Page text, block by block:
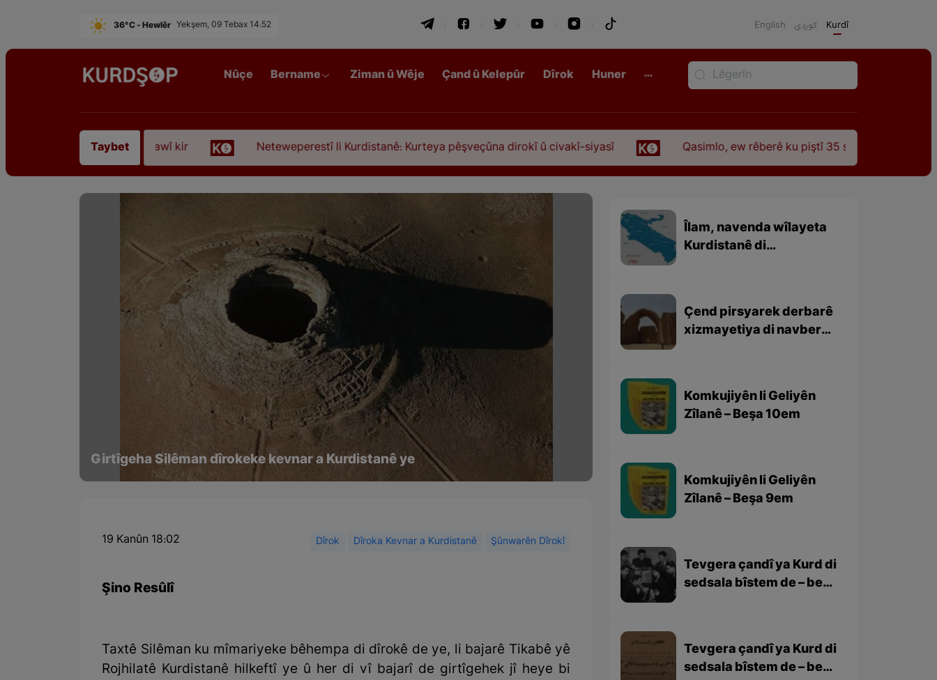
36°C - Hewlêr Yekşem, 09 Tebax 14:52 English كوردی Kurdî
Nûçe Bername Ziman û Wêje Çand û Kelepûr Dîrok Huner
Taybet
koça dawî kir Neteweperestî li Kurdistanê: Kurteya pêşveçûna dirokî û civakî-siyasî Qasimlo, ew rêberê ku piştî 35 sal ji şehîdbûna wî hê jî rêbaza wî
Girtîgeha Silêman dîrokeke kevnar a Kurdistanê ye
19 Kanûn 18:02 Dîrok Dîroka Kevnar a Kurdistanê Şûnwarên Dîrokî
Şino Resûlî
Taxtê Silêman ku mîmariyeke bêhempa di dîrokê de ye, li bajarê Tikabê yê
Rojhilatê Kurdistanê hilkeftî ye û her di vî bajarî de girtîgehek jî heye bi
Îlam, navenda wîlayeta
Kurdistanê di
Çend pirsyarek derbarê
xizmayetiya di navbera
Komkujiyên li Geliyên
Zîlanê – Beşa 10em
Komkujiyên li Geliyên
Zîlanê – Beşa 9em
Tevgera çandî ya Kurd di
sedsala bîstem de – beşa
Tevgera çandî ya Kurd di
sedsala bîstem de – beşa